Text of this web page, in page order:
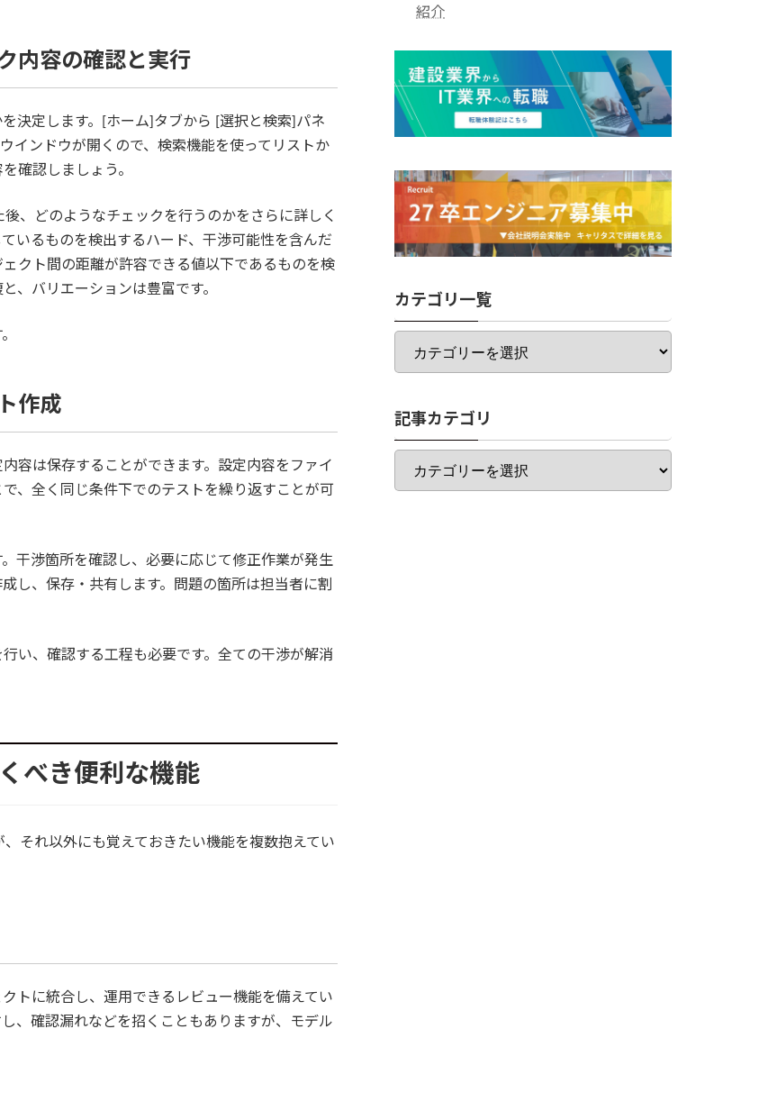
内容の確認と実行
決定します。[ホーム]タブから [選択と検索]パネ
インドウが開くので、検索機能を使ってリストか
確認しましょう。
、どのようなチェックを行うのかをさらに詳しく
いるものを検出するハード、干渉可能性を含んだ
クト間の距離が許容できる値以下であるものを検
、バリエーションは豊富です。
作成
容は保存することができます。設定内容をファイ
、全く同じ条件下でのテストを繰り返すことが可
干渉箇所を確認し、必要に応じて修正作業が発生
し、保存・共有します。問題の箇所は担当者に割
い、確認する工程も必要です。全ての干渉が解消
べき便利な機能
それ以外にも覚えておきたい機能を複数抱えてい
トに統合し、運用できるレビュー機能を備えてい
、確認漏れなどを招くこともありますが、モデル
紹介
カテゴリ一覧
カ
ゴ
一
覧
記事カテゴリ
記
カ